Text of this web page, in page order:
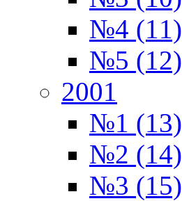
№4 (11)
№5 (12)
2001
№1 (13)
№2 (14)
№3 (15)